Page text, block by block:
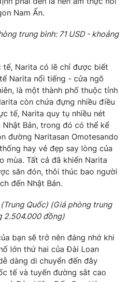
Nam Ấn.
trung bình: 71 USD - khoảng
Narita có lẽ chỉ được biết
Narita nổi tiếng - cửa ngõ
là một thành phố thuộc tỉnh
còn chứa đựng nhiều điều
tế, Narita quy tụ nhiều nét
Nhật Bản, trong đó có thể kể
đường Naritasan Omotesando
hay vẻ đẹp say lòng của
mùa. Tất cả đã khiến Narita
săn đón, thôi thúc bao người
đến Nhật Bản.
Quốc) (Giá phòng trung
2.504.000 đồng)
bạn sẽ trở nên đáng nhớ khi
lớn thứ hai của Đài Loan
dàng di chuyển đến đây
tế và tuyến đường sắt cao